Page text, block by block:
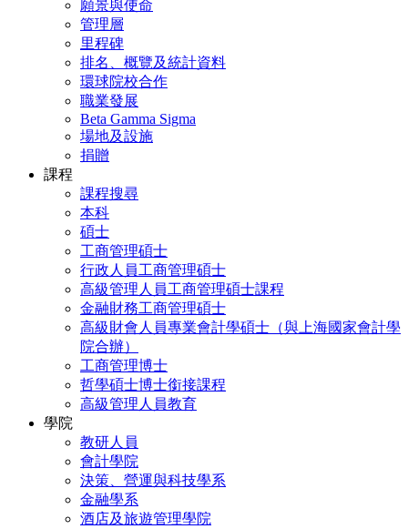
願景與使命
管理層
里程碑
排名、概覽及統計資料
環球院校合作
職業發展
Beta Gamma Sigma
場地及設施
捐贈
課程
課程搜尋
本科
碩士
工商管理碩士
行政人員工商管理碩士
高級管理人員工商管理碩士課程
金融財務工商管理碩士
高級財會人員專業會計學碩士（與上海國家會計學
院合辦）
工商管理博士
哲學碩士博士銜接課程
高級管理人員教育
學院
教研人員
會計學院
決策、營運與科技學系
金融學系
酒店及旅遊管理學院